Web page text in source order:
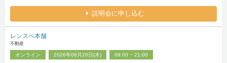
説明会に申し込む
レンスペ本舗
不動産
オンライン 2026年08月20日(木) 09:00 ~ 21:00